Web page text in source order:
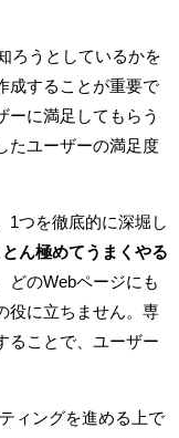
ろうとしているかを
成することが重要で
ーに満足してもらう
たユーザーの満足度
1つを徹底的に深堀し
とん極めてうまくやる
どのWebページにも
役に立ちません。専
ることで、ユーザー
ィングを進める上で